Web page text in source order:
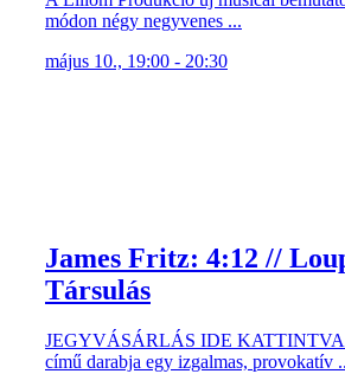
módon négy negyvenes ...
május 10., 19:00 - 20:30
James Fritz: 4:12 //
Társulás
JEGYVÁSÁRLÁS IDE KATTINTVA
című darabja egy izgalmas, provokatív